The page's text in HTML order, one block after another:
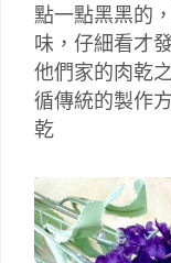
點一點黑黑的
味，仔細看才
他們家的肉乾
循傳統的製作
乾